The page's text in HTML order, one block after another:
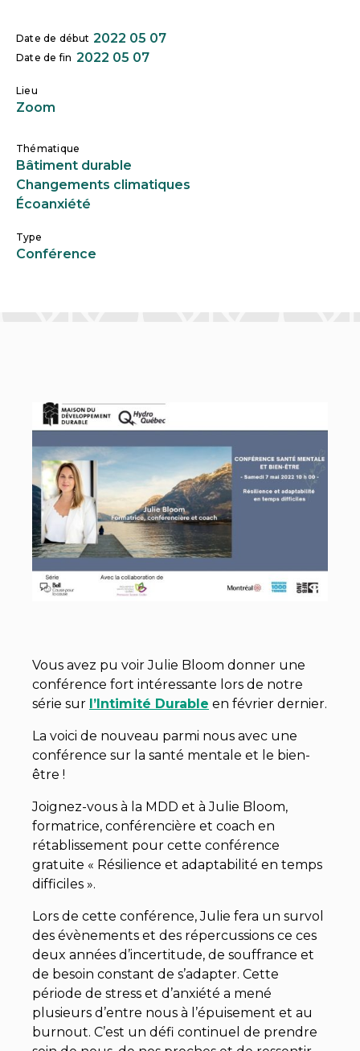
Date de début 2022 05 07
Date de fin 2022 05 07
Lieu
Zoom
Thématique
Bâtiment durable
Changements climatiques
Écoanxiété
Type
Conférence
Vous avez pu voir Julie Bloom donner une
conférence fort intéressante lors de notre
série sur l’Intimité Durable en février dernier.
La voici de nouveau parmi nous avec une
conférence sur la santé mentale et le bien-
être !
Joignez-vous à la MDD et à Julie Bloom,
formatrice, conférencière et coach en
rétablissement pour cette conférence
gratuite « Résilience et adaptabilité en temps
difficiles ».
Lors de cette conférence, Julie fera un survol
des évènements et des répercussions ce ces
deux années d’incertitude, de souffrance et
de besoin constant de s’adapter. Cette
période de stress et d’anxiété a mené
plusieurs d’entre nous à l’épuisement et au
burnout. C’est un défi continuel de prendre